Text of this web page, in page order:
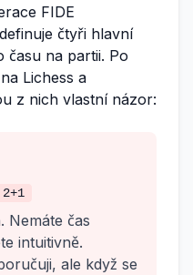
FIDE
čtyři hlavní
času na partii. Po
Lichess a
z nich vlastní názor:
2+1
Nemáte čas
intuitivně.
ale když se